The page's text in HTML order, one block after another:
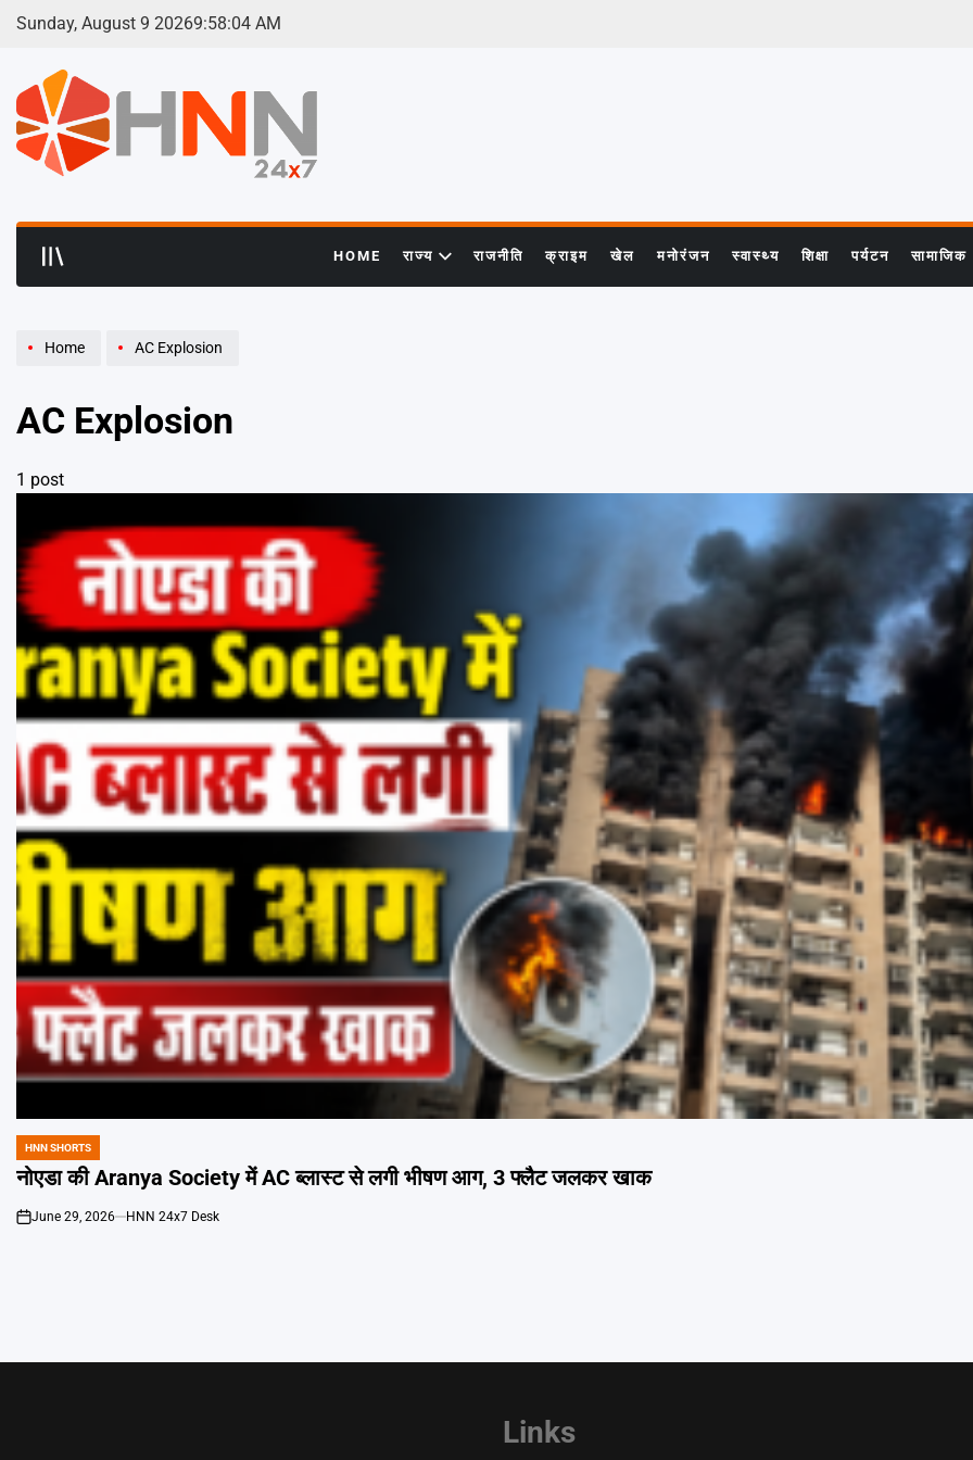
Skip
Sunday, August 9 20269:58:04 AM
HOME राज्य राजनीति क्राइम खेल मनोरंजन स्वास्थ्य शिक्षा पर्यटन सामाजिक
Home AC Explosion
AC Explosion
1 post
POSTED
IN
HNN SHORTS
नोएडा की Aranya Society में AC ब्लास्ट से लगी भीषण आग, 3 फ्लैट जलकर खाक
on
June 29, 2026 HNN 24x7 Desk
Links